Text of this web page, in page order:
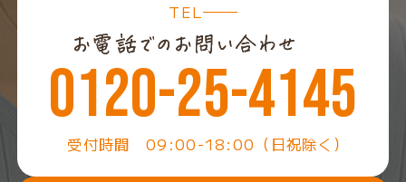
TEL
0120-25-4145
受付時間 09:00-18:00（日祝除く）